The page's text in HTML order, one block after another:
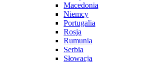
Macedonia
Niemcy
Portugalia
Rosja
Rumunia
Serbia
Słowacja